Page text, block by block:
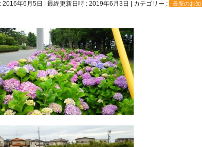
2016年6月5日 最終更新日時 : 2019年6月3日 カテゴリー :
最新のお